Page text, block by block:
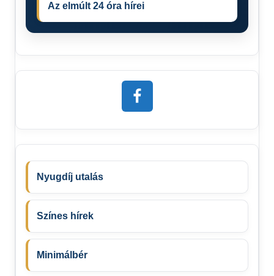
Az elmúlt 24 óra hírei
Nyugdíj utalás
Színes hírek
Minimálbér